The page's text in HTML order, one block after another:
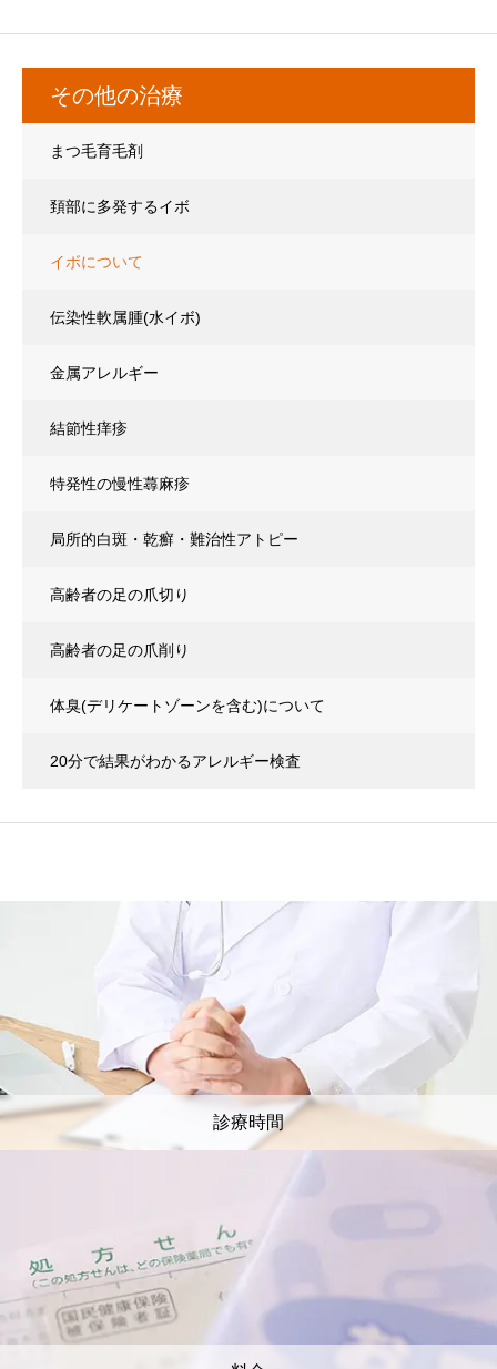
その他の治療
まつ毛育毛剤
頚部に多発するイボ
(アクロコルドン、スキンタッグ)
イボについて
伝染性軟属腫(水イボ)
金属アレルギー
結節性痒疹
特発性の慢性蕁麻疹
局所的白斑・乾癬・難治性アトピー
高齢者の足の爪切り
高齢者の足の爪削り
体臭(デリケートゾーンを含む)について
20分で結果がわかるアレルギー検査
診療時間